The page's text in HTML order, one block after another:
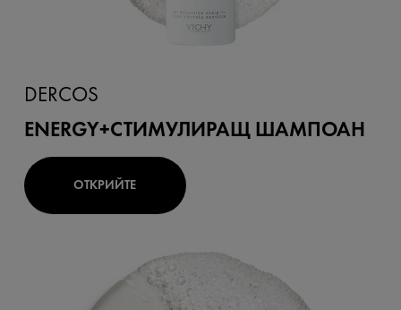
DERCOS
ENERGY+СТИМУЛИРАЩ ШАМПОАН
ОТКРИЙТЕ